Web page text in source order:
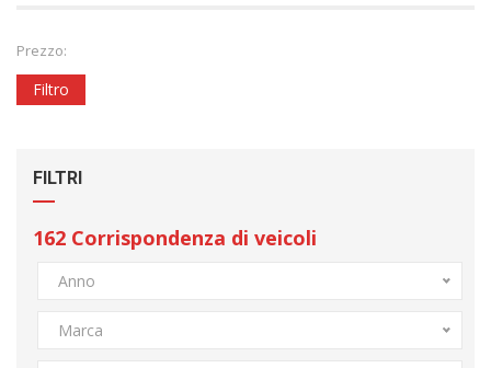
Prezzo:
Filtro
FILTRI
162 Corrispondenza di veicoli
Anno
Marca